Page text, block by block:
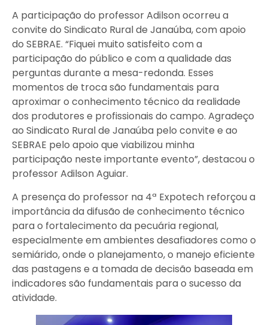
A participação do professor Adilson ocorreu a
convite do Sindicato Rural de Janaúba, com apoio
do SEBRAE. “Fiquei muito satisfeito com a
participação do público e com a qualidade das
perguntas durante a mesa-redonda. Esses
momentos de troca são fundamentais para
aproximar o conhecimento técnico da realidade
dos produtores e profissionais do campo. Agradeço
ao Sindicato Rural de Janaúba pelo convite e ao
SEBRAE pelo apoio que viabilizou minha
participação neste importante evento”, destacou o
professor Adilson Aguiar.
A presença do professor na 4ª Expotech reforçou a
importância da difusão de conhecimento técnico
para o fortalecimento da pecuária regional,
especialmente em ambientes desafiadores como o
semiárido, onde o planejamento, o manejo eficiente
das pastagens e a tomada de decisão baseada em
indicadores são fundamentais para o sucesso da
atividade.